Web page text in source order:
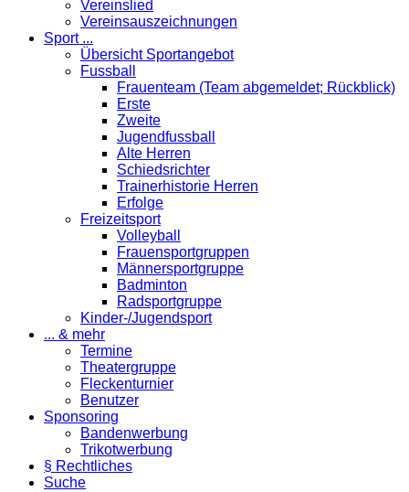
Vereinslied
Vereinsauszeichnungen
Sport ...
Übersicht Sportangebot
Fussball
Frauenteam (Team abgemeldet; Rückblick)
Erste
Zweite
Jugendfussball
Alte Herren
Schiedsrichter
Trainerhistorie Herren
Erfolge
Freizeitsport
Volleyball
Frauensportgruppen
Männersportgruppe
Badminton
Radsportgruppe
Kinder-/Jugendsport
... & mehr
Termine
Theatergruppe
Fleckenturnier
Benutzer
Sponsoring
Bandenwerbung
Trikotwerbung
§ Rechtliches
Suche